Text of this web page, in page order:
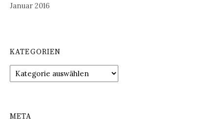
Januar 2016
KATEGORIEN
Kategorien
META